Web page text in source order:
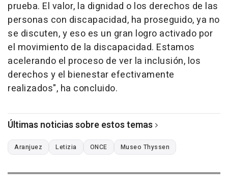
prueba. El valor, la dignidad o los derechos de las
personas con discapacidad, ha proseguido, ya no
se discuten, y eso es un gran logro activado por
el movimiento de la discapacidad. Estamos
acelerando el proceso de ver la inclusión, los
derechos y el bienestar efectivamente
realizados", ha concluido.
Últimas noticias sobre estos temas
Aranjuez Letizia ONCE Museo Thyssen